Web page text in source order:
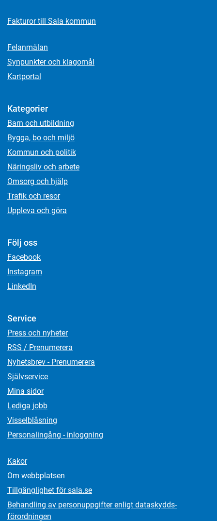
Fakturor till Sala kommun
Felanmälan
Synpunkter och klagomål
Kartportal
Kategorier
Barn och utbildning
Bygga, bo och miljö
Kommun och politik
Näringsliv och arbete
Omsorg och hjälp
Trafik och resor
Uppleva och göra
Följ oss
Facebook
Instagram
LinkedIn
Service
Press och nyheter
RSS / Prenumerera
Nyhetsbrev - Prenumerera
Självservice
Mina sidor
Lediga jobb
Visselblåsning
Personalingång - inloggning
Kakor
Om webbplatsen
Tillgänglighet för sala.se
Behandling av personuppgifter enligt dataskydds­
förordningen